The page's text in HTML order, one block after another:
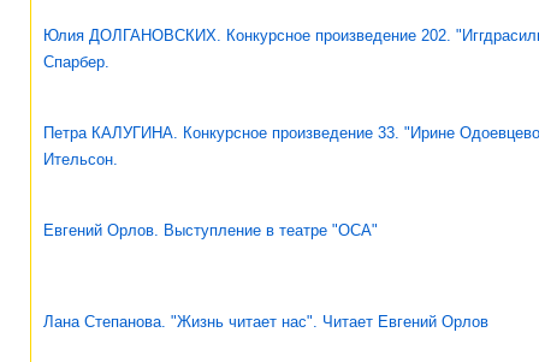
Юлия ДОЛГАНОВСКИХ. Конкурсное произведение 202.
Спарбер.
Петра КАЛУГИНА. Конкурсное произведение 33. "Ирине
Ительсон.
Евгений Орлов. Выступление в театре "ОСА"
Лана Степанова. "Жизнь читает нас". Читает Евгений Орлов